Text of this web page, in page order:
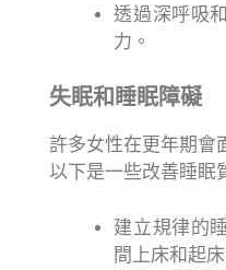
透過深呼吸
力。
失眠和睡眠障礙
許多女性在更年期會
以下是一些改善睡眠
建立規律的
間上床和起床